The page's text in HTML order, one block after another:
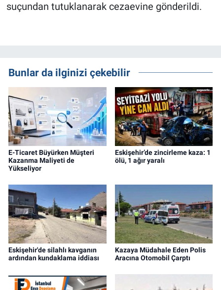
suçundan tutuklanarak cezaevine gönderildi.
Bunlar da ilginizi çekebilir
E-Ticaret Büyürken Müşteri
Kazanma Maliyeti de
Yükseliyor
Eskişehir’de zincirleme kaza: 1
ölü, 1 ağır yaralı
Eskişehir'de silahlı kavganın
ardından kundaklama iddiası
Kazaya Müdahale Eden Polis
Aracına Otomobil Çarptı